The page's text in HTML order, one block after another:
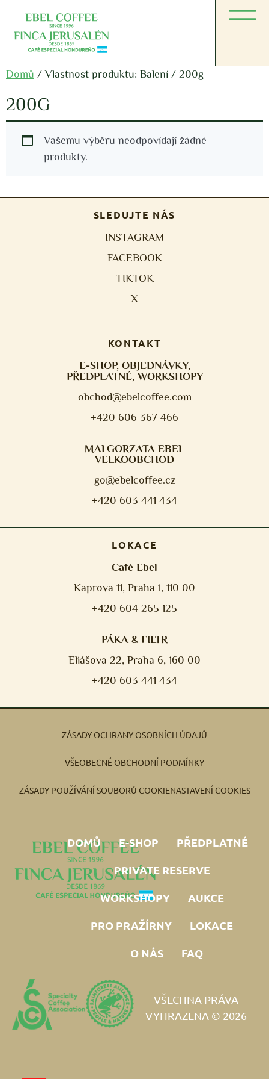
Domů / Vlastnost produktu: Balení / 200g
200G
Vašemu výběru neodpovídají žádné
produkty.
SLEDUJTE NÁS
INSTAGRAM
FACEBOOK
TIKTOK
X
KONTAKT
E-SHOP, OBJEDNÁVKY,
PŘEDPLATNÉ, WORKSHOPY
obchod@ebelcoffee.com
+420 606 367 466
MALGORZATA EBEL
VELKOOBCHOD
go@ebelcoffee.cz
+420 603 441 434
LOKACE
Café Ebel
Kaprova 11, Praha 1, 110 00
+420 604 265 125
PÁKA & FILTR
Eliášova 22, Praha 6, 160 00
+420 603 441 434
ZÁSADY OCHRANY OSOBNÍCH ÚDAJŮ
VŠEOBECNÉ OBCHODNÍ PODMÍNKY
ZÁSADY POUŽÍVÁNÍ SOUBORŮ COOKIENASTAVENÍ COOKIES
DOMŮ E-SHOP
PŘEDPLATNÉ
PRIVATE RESERVE
WORKSHOPY
AUKCE
PRO PRAŽÍRNY
LOKACE
O NÁS
FAQ
VŠECHNA PRÁVA
VYHRAZENA © 2026